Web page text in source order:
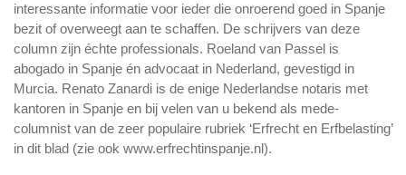
interessante informatie voor ieder die onroerend goed in Spanje
bezit of overweegt aan te schaffen. De schrijvers van deze
column zijn échte professionals. Roeland van Passel is
abogado in Spanje én advocaat in Nederland, gevestigd in
Murcia. Renato Zanardi is de enige Nederlandse notaris met
kantoren in Spanje en bij velen van u bekend als mede-
columnist van de zeer populaire rubriek ‘Erfrecht en Erfbelasting’
in dit blad (zie ook www.erfrechtinspanje.nl).